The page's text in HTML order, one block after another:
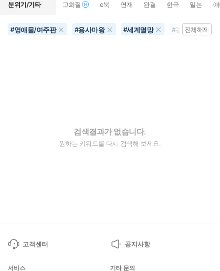
분위기/기타 고화질 e북 연재 완결 한국 일본
#영애물/여주판 #용사마왕 #세계멸망 #결혼생활
전체해제
검색결과가 없습니다.
원하는 키워드를 다시 검색해 보세요.
고객센터 공지사항
서비스 기타 문의